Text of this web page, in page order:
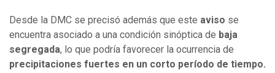
Desde la DMC se precisó además que este aviso se
encuentra asociado a una condición sinóptica de baja
segregada, lo que podría favorecer la ocurrencia de
precipitaciones fuertes en un corto período de tiempo.